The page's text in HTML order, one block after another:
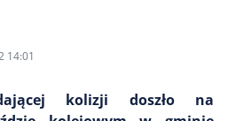
14:01
kolizji doszło na